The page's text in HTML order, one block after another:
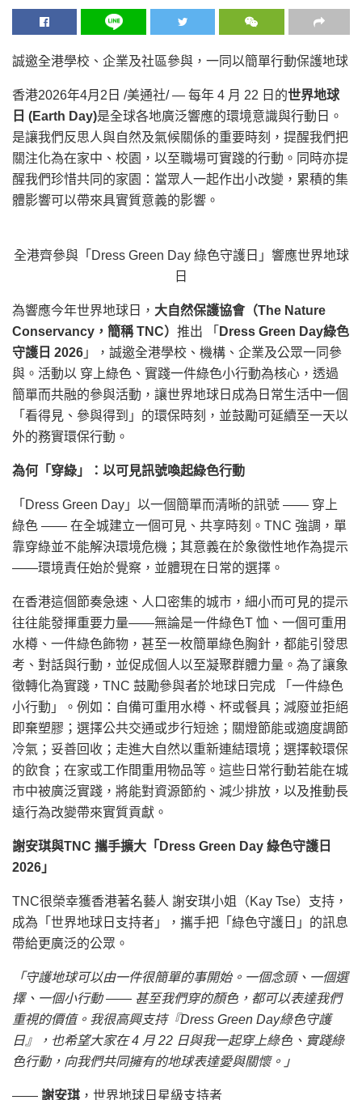
誠邀全港學校、企業及社區參與，一同以簡單行動保護地球
香港2026年4月2日 /美通社/ — 每年 4 月 22 日的世界地球
日 (Earth Day)是全球各地廣泛響應的環境意識與行動日。
是讓我們反思人與自然及氣候關係的重要時刻，提醒我們把
關注化為在家中、校園，以至職場可實踐的行動。同時亦提
醒我們珍惜共同的家園：當眾人一起作出小改變，累積的集
體影響可以帶來具實質意義的影響。
全港齊參與「Dress Green Day 綠色守護日」響應世界地球
日
為響應今年世界地球日， 大自然保護協會（The Nature
Conservancy ，簡稱TNC） 推出 「 Dress Green Day綠色
守護日 2026 」，誠邀全港學校、機構、企業及公眾一同參
與。活動以 穿上綠色、實踐一件綠色小行動為核心，透過
簡單而共融的參與活動，讓世界地球日成為日常生活中一個
「看得見、參與得到」的環保時刻，並鼓勵可延續至一天以
外的務實環保行動。
為何「穿綠」：以可見訊號喚起綠色行動
「Dress Green Day」以一個簡單而清晰的訊號 —— 穿上
綠色 —— 在全城建立一個可見、共享時刻。TNC 強調，單
靠穿綠並不能解決環境危機；其意義在於象徵性地作為提示
——環境責任始於覺察，並體現在日常的選擇。
在香港這個節奏急速、人口密集的城市，細小而可見的提示
往往能發揮重要力量——無論是一件綠色T 恤、一個可重用
水樽、一件綠色飾物，甚至一枚簡單綠色胸針，都能引發思
考、對話與行動，並促成個人以至凝聚群體力量。為了讓象
徵轉化為實踐，TNC 鼓勵參與者於地球日完成 「一件綠色
小行動」。例如：自備可重用水樽、杯或餐具；減廢並拒絕
即棄塑膠；選擇公共交通或步行短途；關燈節能或適度調節
冷氣；妥善回收；走進大自然以重新連結環境；選擇較環保
的飲食；在家或工作間重用物品等。這些日常行動若能在城
市中被廣泛實踐，將能對資源節約、減少排放，以及推動長
遠行為改變帶來實質貢獻。
謝安琪與TNC 攜手擴大「 Dress Green Day 綠色守護日
2026 」
TNC很榮幸獲香港著名藝人 謝安琪小姐（Kay Tse）支持，
成為「世界地球日支持者」，攜手把「綠色守護日」的訊息
帶給更廣泛的公眾。
「守護地球可以由一件很簡單的事開始。一個念頭、一個選
擇、一個小行動 —— 甚至我們穿的顏色，都可以表達我們
重視的價值。我很高興支持『Dress Green Day綠色守護
日』，也希望大家在4 月 22 日與我一起穿上綠色、實踐綠
色行動，向我們共同擁有的地球表達愛與關懷。」
—— 謝安琪 ，世界地球日星級支持者